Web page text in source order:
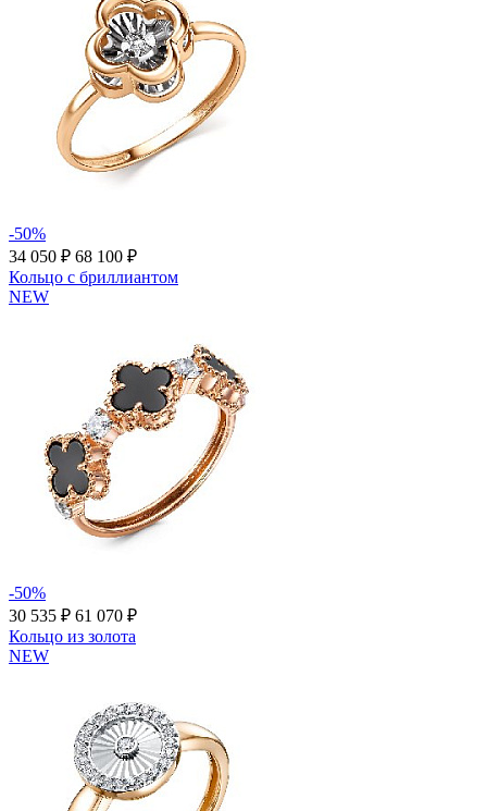
-50%
34 050 ₽ 68 100 ₽
Кольцо с бриллиантом
NEW
-50%
30 535 ₽ 61 070 ₽
Кольцо из золота
NEW